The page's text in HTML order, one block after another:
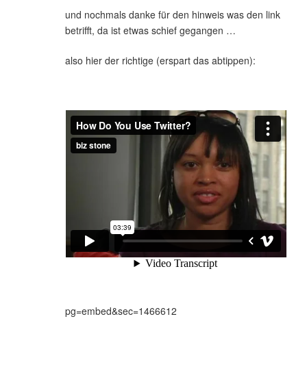
und nochmals danke für den hinweis was den link
betrifft, da ist etwas schief gegangen …
also hier der richtige (erspart das abtippen):
pg=embed&sec=1466612